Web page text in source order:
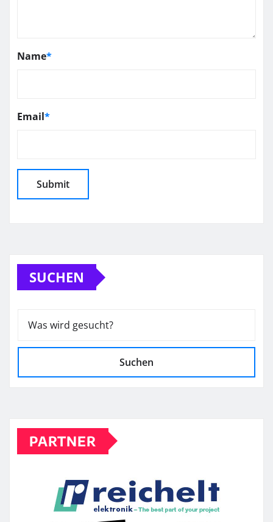
Name*
Email*
SUCHEN
Suchen
PARTNER